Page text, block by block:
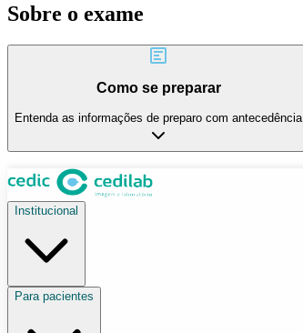
Sobre o exame
Como se preparar
Entenda as informações de preparo com antecedência
Institucional
Para pacientes